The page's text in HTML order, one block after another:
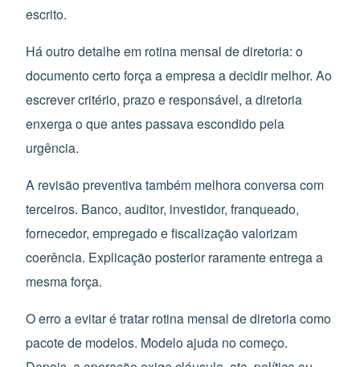
escrito.
Há outro detalhe em rotina mensal de diretoria: o
documento certo força a empresa a decidir melhor. Ao
escrever critério, prazo e responsável, a diretoria
enxerga o que antes passava escondido pela
urgência.
A revisão preventiva também melhora conversa com
terceiros. Banco, auditor, investidor, franqueado,
fornecedor, empregado e fiscalização valorizam
coerência. Explicação posterior raramente entrega a
mesma força.
O erro a evitar é tratar rotina mensal de diretoria como
pacote de modelos. Modelo ajuda no começo.